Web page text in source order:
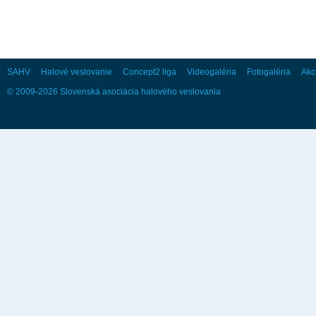
SAHV Halové veslovanie Concept2 liga Videogaléria Fotogaléria
© 2009-2026 Slovenská asociácia halového veslovania